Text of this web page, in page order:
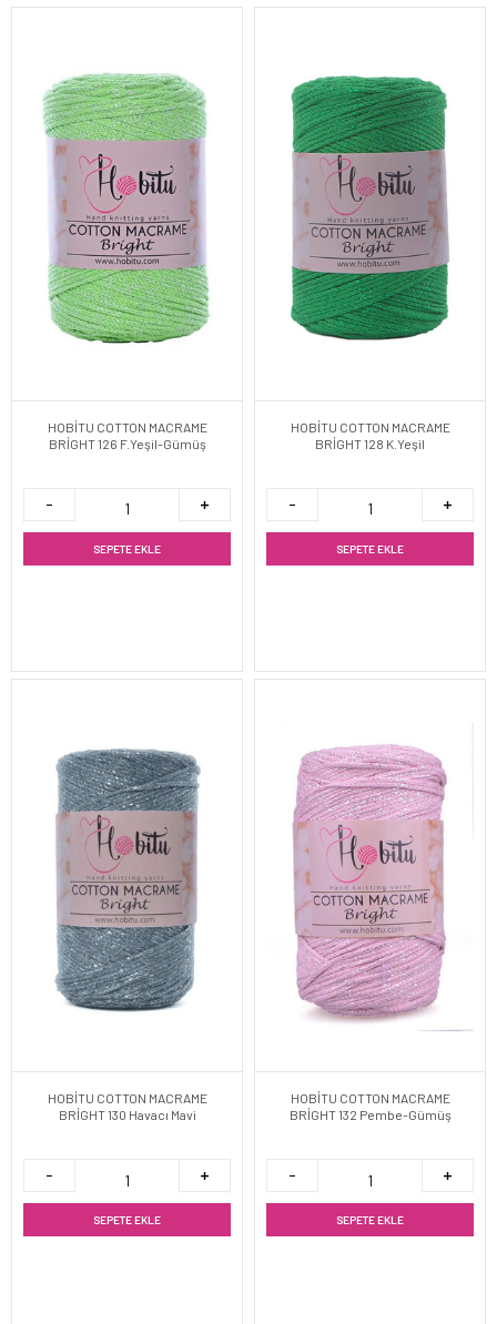
HOBİTU COTTON MACRAME
BRİGHT 126 F.Yeşil-Gümüş
SEPETE EKLE
HOBİTU COTTON MACRAME
BRİGHT 128 K.Yeşil
SEPETE EKLE
HOBİTU COTTON MACRAME
BRİGHT 130 Havacı Mavi
SEPETE EKLE
HOBİTU COTTON MACRAME
BRİGHT 132 Pembe-Gümüş
SEPETE EKLE